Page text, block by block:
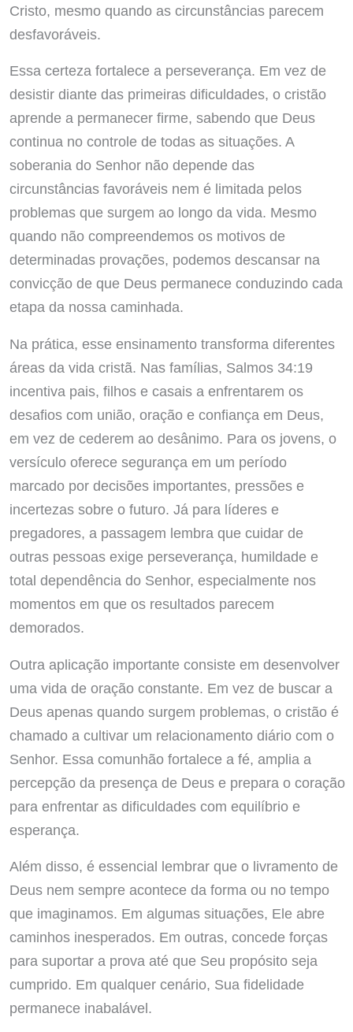
Cristo, mesmo quando as circunstâncias parecem
desfavoráveis.
Essa certeza fortalece a perseverança. Em vez de
desistir diante das primeiras dificuldades, o cristão
aprende a permanecer firme, sabendo que Deus
continua no controle de todas as situações. A
soberania do Senhor não depende das
circunstâncias favoráveis nem é limitada pelos
problemas que surgem ao longo da vida. Mesmo
quando não compreendemos os motivos de
determinadas provações, podemos descansar na
convicção de que Deus permanece conduzindo cada
etapa da nossa caminhada.
Na prática, esse ensinamento transforma diferentes
áreas da vida cristã. Nas famílias, Salmos 34:19
incentiva pais, filhos e casais a enfrentarem os
desafios com união, oração e confiança em Deus,
em vez de cederem ao desânimo. Para os jovens, o
versículo oferece segurança em um período
marcado por decisões importantes, pressões e
incertezas sobre o futuro. Já para líderes e
pregadores, a passagem lembra que cuidar de
outras pessoas exige perseverança, humildade e
total dependência do Senhor, especialmente nos
momentos em que os resultados parecem
demorados.
Outra aplicação importante consiste em desenvolver
uma vida de oração constante. Em vez de buscar a
Deus apenas quando surgem problemas, o cristão é
chamado a cultivar um relacionamento diário com o
Senhor. Essa comunhão fortalece a fé, amplia a
percepção da presença de Deus e prepara o coração
para enfrentar as dificuldades com equilíbrio e
esperança.
Além disso, é essencial lembrar que o livramento de
Deus nem sempre acontece da forma ou no tempo
que imaginamos. Em algumas situações, Ele abre
caminhos inesperados. Em outras, concede forças
para suportar a prova até que Seu propósito seja
cumprido. Em qualquer cenário, Sua fidelidade
permanece inabalável.